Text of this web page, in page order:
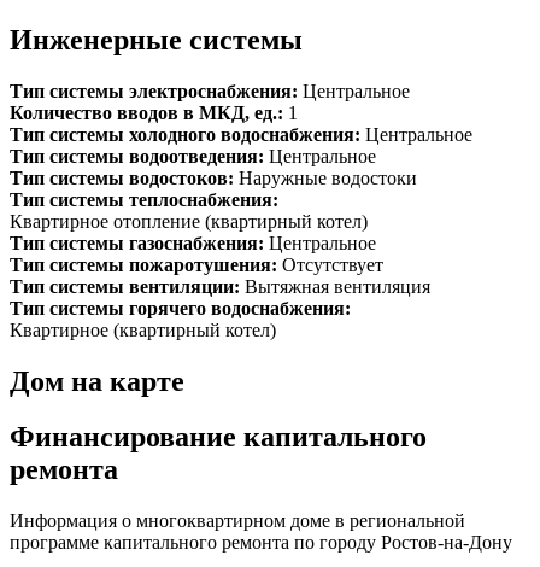
Инженерные системы
Тип системы электроснабжения: Центральное
Количество вводов в МКД, ед.: 1
Тип системы холодного водоснабжения: Центральное
Тип системы водоотведения: Центральное
Тип системы водостоков: Наружные водостоки
Тип системы теплоснабжения:
Квартирное отопление (квартирный котел)
Тип системы газоснабжения: Центральное
Тип системы пожаротушения: Отсутствует
Тип системы вентиляции: Вытяжная вентиляция
Тип системы горячего водоснабжения:
Квартирное (квартирный котел)
Дом на карте
Финансирование капитального
ремонта
Информация о многоквартирном доме в региональной
программе капитального ремонта по городу Ростов-на-Дону